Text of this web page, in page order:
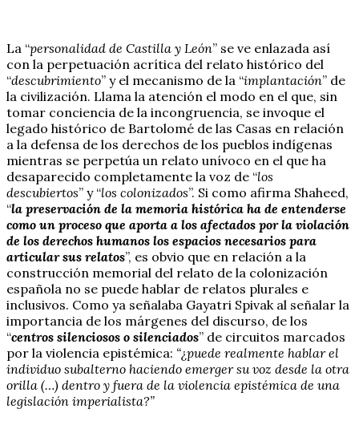
La “personalidad de Castilla y León” se ve enlazada así
con la perpetuación acrítica del relato histórico del
“descubrimiento” y el mecanismo de la “implantación” de
la civilización. Llama la atención el modo en el que, sin
tomar conciencia de la incongruencia, se invoque el
legado histórico de Bartolomé de las Casas en relación
a la defensa de los derechos de los pueblos indígenas
mientras se perpetúa un relato unívoco en el que ha
desaparecido completamente la voz de “los
descubiertos” y “los colonizados”. Si como afirma Shaheed,
“la preservación de la memoria histórica ha de entenderse
como un proceso que aporta a los afectados por la violación
de los derechos humanos los espacios necesarios para
articular sus relatos”, es obvio que en relación a la
construcción memorial del relato de la colonización
española no se puede hablar de relatos plurales e
inclusivos. Como ya señalaba Gayatri Spivak al señalar la
importancia de los márgenes del discurso, de los
“centros silenciosos o silenciados” de circuitos marcados
por la violencia epistémica: “¿puede realmente hablar el
individuo subalterno haciendo emerger su voz desde la otra
orilla (…) dentro y fuera de la violencia epistémica de una
legislación imperialista?”